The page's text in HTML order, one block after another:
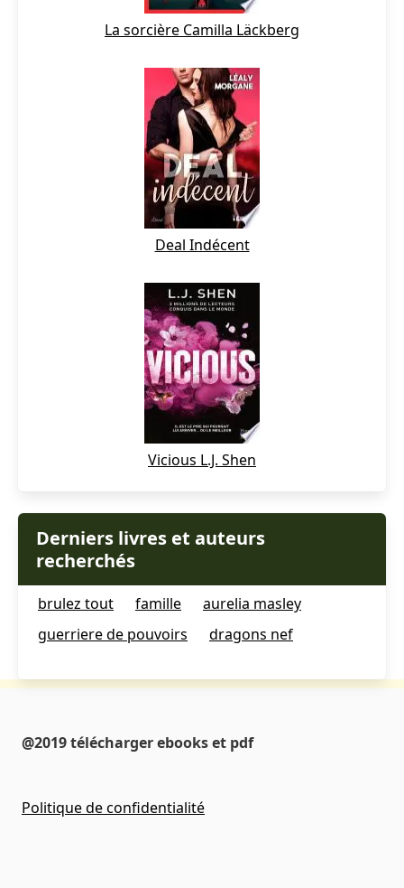
La sorcière Camilla Läckberg
Deal Indécent
Vicious L.J. Shen
Derniers livres et auteurs
recherchés
brulez tout famille
aurelia masley
guerriere de pouvoirs
dragons nef
@2019 télécharger ebooks et pdf
Politique de confidentialité